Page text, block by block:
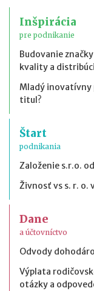
Inšpirácia
pre podnikanie
Budovanie
kvality a
Mladý inovatívny
titul?
Štart
podnikania
Založenie s.r.o.
Živnosť vs s. r. o.
Dane
a účtovníctvo
Odvody
Výplata
otázky a